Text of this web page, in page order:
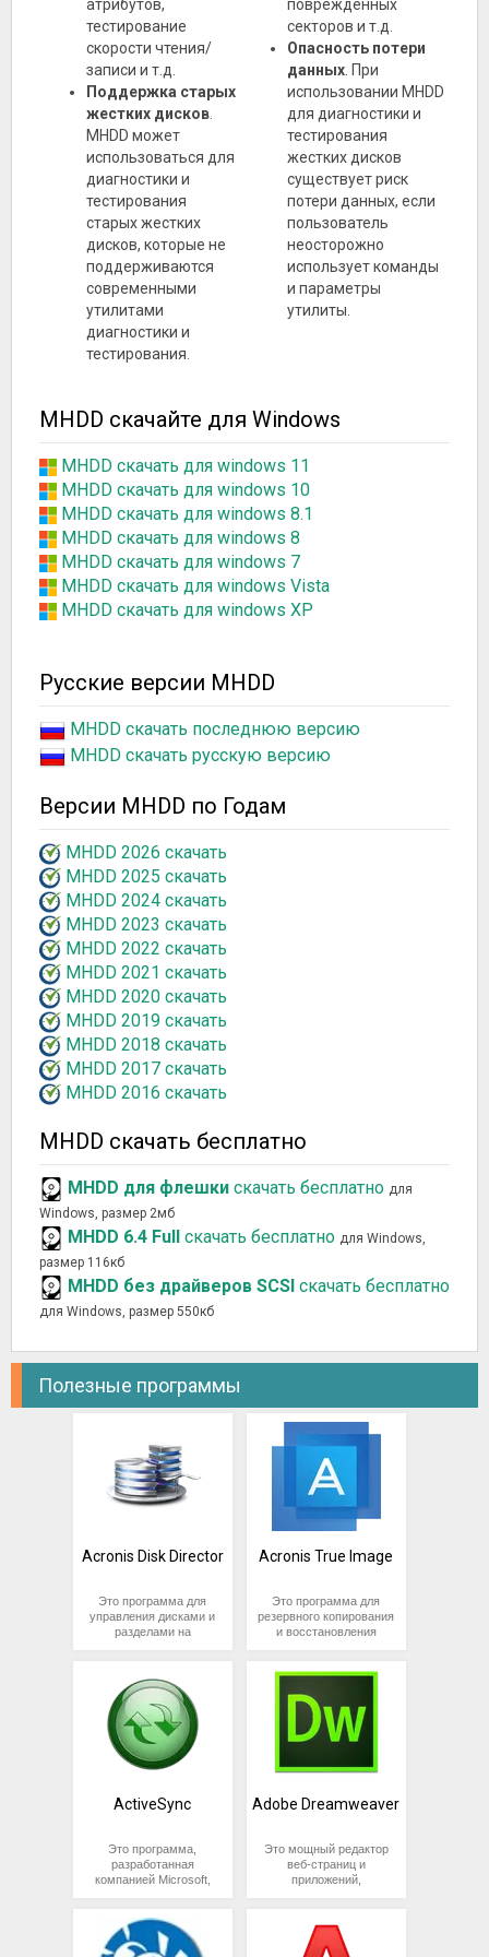
атрибутов,
тестирование
скорости чтения/
записи и т.д.
Поддержка старых
жестких дисков
MHDD может
использоваться для
диагностики и
тестирования
старых жестких
дисков, которые не
поддерживаются
современными
утилитами
диагностики и
тестирования.
поврежденных
секторов и т.д.
Опасность потери
данных . При
использовании MHDD
для диагностики и
тестирования
жестких дисков
существует риск
потери данных, если
пользователь
неосторожно
использует команды
и параметры
утилиты.
MHDD скачайте для Windows
MHDD скачать для windows 11
MHDD скачать для windows 10
MHDD скачать для windows 8.1
MHDD скачать для windows 8
MHDD скачать для windows 7
MHDD скачать для windows Vista
MHDD скачать для windows XP
Русские версии MHDD
MHDD скачать последнюю версию
MHDD скачать русскую версию
Версии MHDD по Годам
MHDD 2026 скачать
MHDD 2025 скачать
MHDD 2024 скачать
MHDD 2023 скачать
MHDD 2022 скачать
MHDD 2021 скачать
MHDD 2020 скачать
MHDD 2019 скачать
MHDD 2018 скачать
MHDD 2017 скачать
MHDD 2016 скачать
MHDD скачать бесплатно
MHDD для флешки скачать бесплатно для
Windows, размер 2мб
MHDD 6.4 Full скачать бесплатно для Windows,
размер 116кб
MHDD без драйверов SCSI скачать бесплатно
для Windows, размер 550кб
Полезные программы
Acronis Disk Director
Это программа для
управления дисками и
разделами на
компанией Acronis. Она
позволяет
пользователям
создавать, изменять,
перемещать и
объединять разделы на
жестких дисках,
системами и многое
другое.
Acronis True Image
Это программа для
резервного копирования
и восстановления
позволяет
пользователям
создавать резервные
копии операционной
системы, приложений,
также восстанавливать
сбоев.
ActiveSync
Это программа,
разработанная
компанией Microsoft,
данные между
устройствами,
Adobe Dreamweaver
Это мощный редактор
веб-страниц и
приложений,
Systems. Он
предоставляет